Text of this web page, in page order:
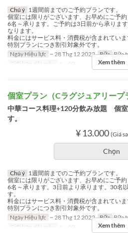
Chú ý 1週間前までのご予約プランです。
個室には限りがございます、お早めにご予約
6名～承ります。ご予約は3日前から承りま
なります。
料金にはサービス料・消費税が含まれていま
特別プランにつき割引対象外です。
Ngày Hiệu lực ~ 28 Thg 12 2022 Bữa Bữa
Giới hạn dặt món
6 ~ 40 Xem thêm
個室プラン（Cラグジュアリー
中華コース料理+120分飲み放題 個
す。
¥ 13.000 (Giá
Chọn
Chú ý 1週間前までのご予約プランです。
個室には限りがございます、お早めにご予約
6名～承ります。3日前より承ります。30名
す。
料金にはサービス料・消費税が含まれていま
特別プランにつき割引対象外です。
Ngày Hiệu lực ~ 28 Thg 12 2022 Bữa Bữa
Giới hạn dặt món
6 ~ 40 Xem thêm